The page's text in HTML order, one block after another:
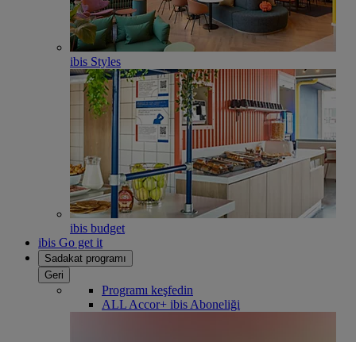
ibis Styles
ibis budget
ibis Go get it
Sadakat programı
Geri
Programı keşfedin
ALL Accor+ ibis Aboneliği